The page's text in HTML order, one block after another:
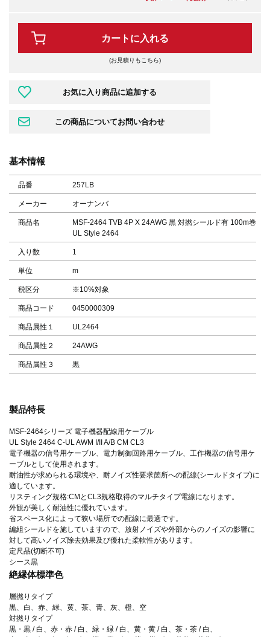
カートに入れる
(お見積りもこちら)
基本情報
品番 257LB
メーカー オーナンバ
商品名
MSF-2464 TVB 4P X 24AWG 黒 対撚シールド有 100m巻
UL Style 2464
入り数 1
単位 m
税区分 ※10%対象
商品コード 0450000309
商品属性１ UL2464
商品属性２ 24AWG
商品属性３ 黒
製品特長
MSF-2464シリーズ 電子機器配線用ケーブル
UL Style 2464 C-UL AWM I/II A/B CM CL3
電子機器の信号用ケーブル、電力制御回路用ケーブル、工作機器の信号用ケ
ーブルとして使用されます。
耐油性が求められる環境や、耐ノイズ性要求箇所への配線(シールドタイプ)に
適しています。
リスティング規格:CMとCL3規格取得のマルチタイプ電線になります。
外観が美しく耐油性に優れています。
省スペース化によって狭い場所での配線に最適です。
編組シールドを施していますので、放射ノイズや外部からのノイズの影響に
対して高いノイズ除去効果及び優れた柔軟性があります。
定尺品(切断不可)
シース黒
絶縁体標準色
層撚りタイプ
黒、白、赤、緑、黄、茶、青、灰、橙、空
対撚りタイプ
黒・黒 / 白、赤・赤 / 白、緑・緑 / 白、黄・黄 / 白、茶・茶 / 白、